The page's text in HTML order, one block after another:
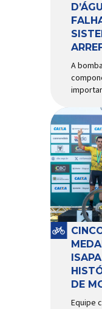
A
garantir
do
entre
d’água
DE
Equipe